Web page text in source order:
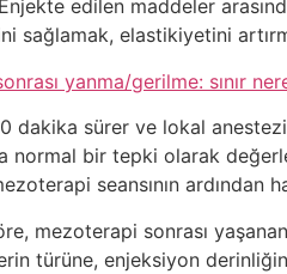
Enjekte edilen maddeler
sağlamak, elastikiyetini
yanma/gerilme: sınır
dakika sürer ve lokal
normal bir tepki olarak
seansının ardından
mezoterapi sonrası
türüne, enjeksiyon